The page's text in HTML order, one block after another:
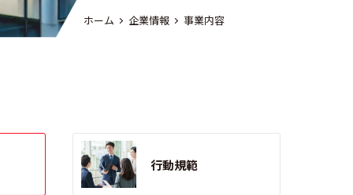
ホーム 企業情報 事業内容
行動規範